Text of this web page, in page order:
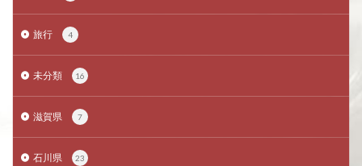
旅行 4
未分類 16
滋賀県 7
石川県 23